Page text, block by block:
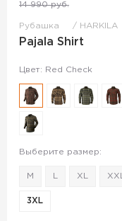
14 990 руб.
Рубашка HARKILA
Pajala Shirt
Цвет: Red Check
Выберите размер:
M XL XXL
3XL